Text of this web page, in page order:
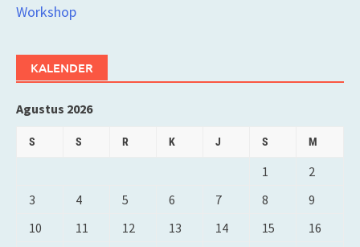
Workshop
KALENDER
Agustus 2026
S S R K J S M
1
2
3
4 5 6 7 8
9
10
11 12 13 14 15
16